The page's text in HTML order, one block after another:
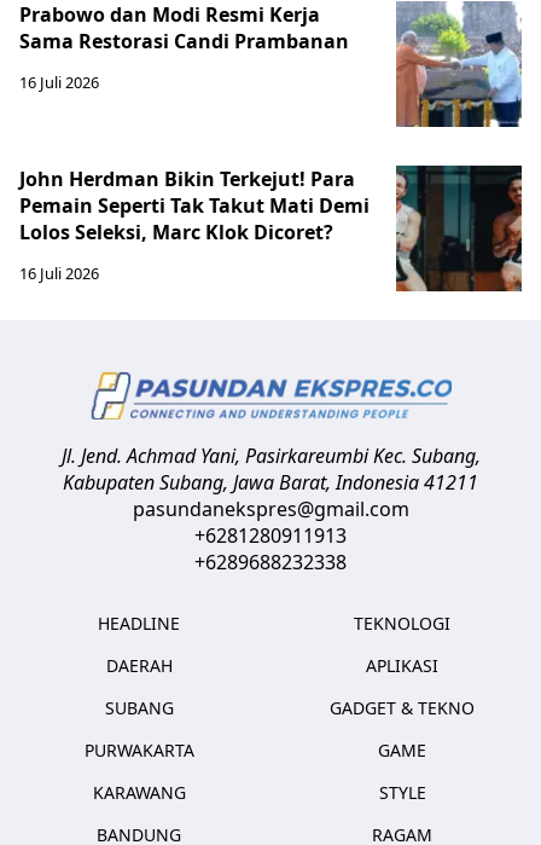
Prabowo dan Modi Resmi Kerja
Sama Restorasi Candi Prambanan
16 Juli 2026
John Herdman Bikin Terkejut! Para
Pemain Seperti Tak Takut Mati Demi
Lolos Seleksi, Marc Klok Dicoret?
16 Juli 2026
Jl. Jend. Achmad Yani, Pasirkareumbi Kec. Subang,
Kabupaten Subang, Jawa Barat,Indonesia41211
pasundanekspres@gmail.com
+6281280911913
+6289688232338
HEADLINE
DAERAH
SUBANG
PURWAKARTA
KARAWANG
BANDUNG
TEKNOLOGI
APLIKASI
GADGET & TEKNO
GAME
STYLE
RAGAM